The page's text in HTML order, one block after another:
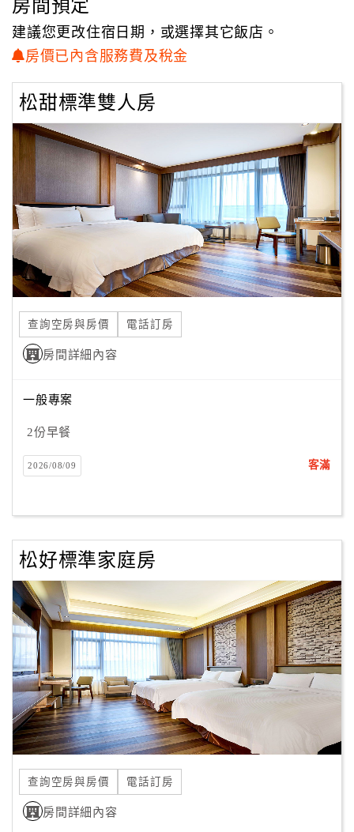
員
帳
戶
客
服
聯
絡
單
Line
線
上
利
訂
房
Q&A
國
旅
卡
訂
房
請
款
收
房間預定
建議您更改住宿日期，或選擇其它飯店。
房價已內含服務費及稅金
松甜標準雙人房
查詢空房與房價 電話訂房
房間詳細內容
一般專案
2份早餐
2026/08/09 客滿
松好標準家庭房
查詢空房與房價 電話訂房
房間詳細內容